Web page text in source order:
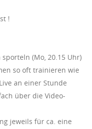
!
(Mo, 20.15 Uhr)
so oft trainieren wie
an einer Stunde
über die Video-
jeweils für ca. eine